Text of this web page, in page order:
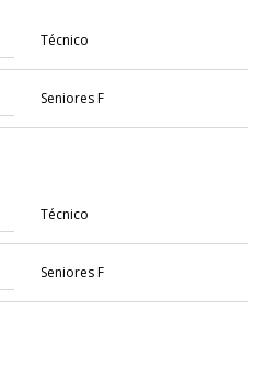
Técnico
Seniores F
Técnico
Seniores F